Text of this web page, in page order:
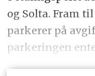
og Solta. Fram
parkerer på
parkeringen